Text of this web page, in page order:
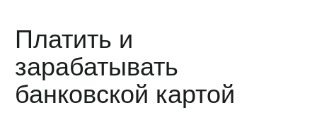
Платить и
зарабатывать
банковской картой